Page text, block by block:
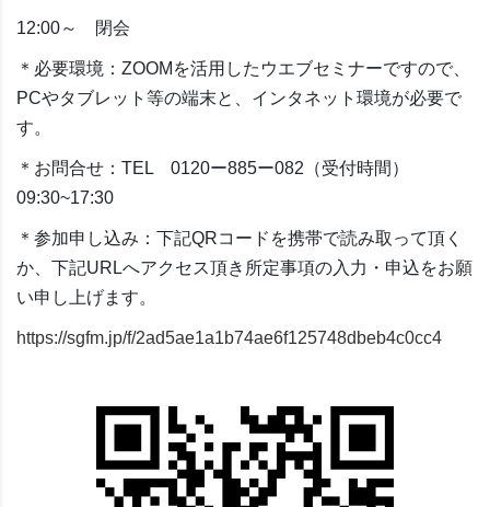
12:00～ 閉会
＊必要環境：ZOOMを活用したウエブセミナーですので、
PCやタブレット等の端末と、インタネット環境が必要で
す。
＊お問合せ：TEL 0120ー885ー082（受付時間）
09:30~17:30
＊参加申し込み：下記QRコードを携帯で読み取って頂く
か、下記URLへアクセス頂き所定事項の入力・申込をお願
い申し上げます。
https://sgfm.jp/f/2ad5ae1a1b74ae6f125748dbeb4c0cc4